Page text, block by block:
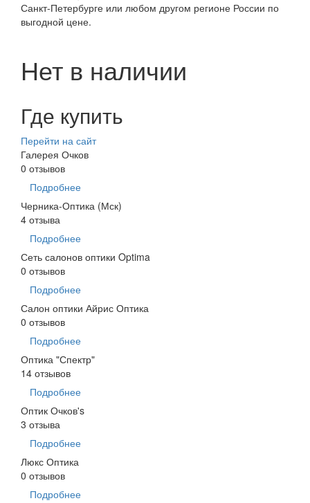
Санкт-Петербурге или любом другом регионе России по
выгодной цене.
Нет в наличии
Где купить
Перейти на сайт
Галерея Очков
0 отзывов
Подробнее
Черника-Оптика (Мск)
4 отзыва
Подробнее
Сеть салонов оптики Optima
0 отзывов
Подробнее
Салон оптики Айрис Оптика
0 отзывов
Подробнее
Оптика "Спектр"
14 отзывов
Подробнее
Оптик Очков's
3 отзыва
Подробнее
Люкс Оптика
0 отзывов
Подробнее